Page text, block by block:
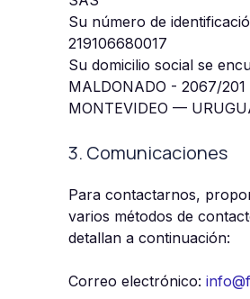
Su número de
219106680017
Su domicilio social se
MALDONADO - 2067/201
MONTEVIDEO —
3. Comunicaciones
Para contactarnos,
varios métodos de
detallan a continuación:
Correo electrónico: